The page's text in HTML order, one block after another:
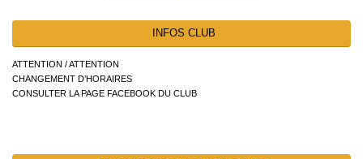
INFOS CLUB
ATTENTION / ATTENTION
CHANGEMENT D’HORAIRES
CONSULTER LA PAGE FACEBOOK DU CLUB